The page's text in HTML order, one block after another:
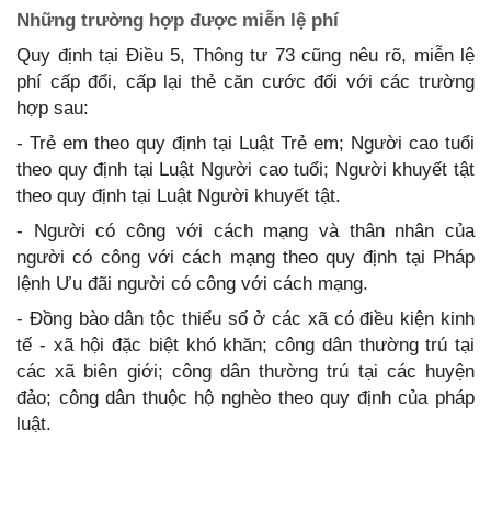
Những trường hợp được miễn lệ phí
Quy định tại Điều 5, Thông tư 73 cũng nêu rõ, miễn lệ
phí cấp đổi, cấp lại thẻ căn cước đối với các trường
hợp sau:
- Trẻ em theo quy định tại Luật Trẻ em; Người cao tuổi
theo quy định tại Luật Người cao tuổi; Người khuyết tật
theo quy định tại Luật Người khuyết tật.
- Người có công với cách mạng và thân nhân của
người có công với cách mạng theo quy định tại Pháp
lệnh Ưu đãi người có công với cách mạng.
- Đồng bào dân tộc thiểu số ở các xã có điều kiện kinh
tế - xã hội đặc biệt khó khăn; công dân thường trú tại
các xã biên giới; công dân thường trú tại các huyện
đảo; công dân thuộc hộ nghèo theo quy định của pháp
luật.